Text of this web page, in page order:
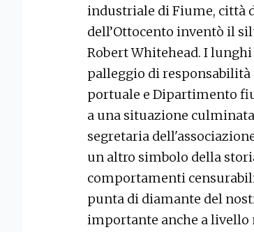
industriale di Fiume, città
dell’Ottocento inventò il
Robert Whitehead. I
palleggio di
portuale e Dipartimento
a una situazione
segretaria
un altro simbolo della
comportamenti
punta di diamante del
importante anche a livello